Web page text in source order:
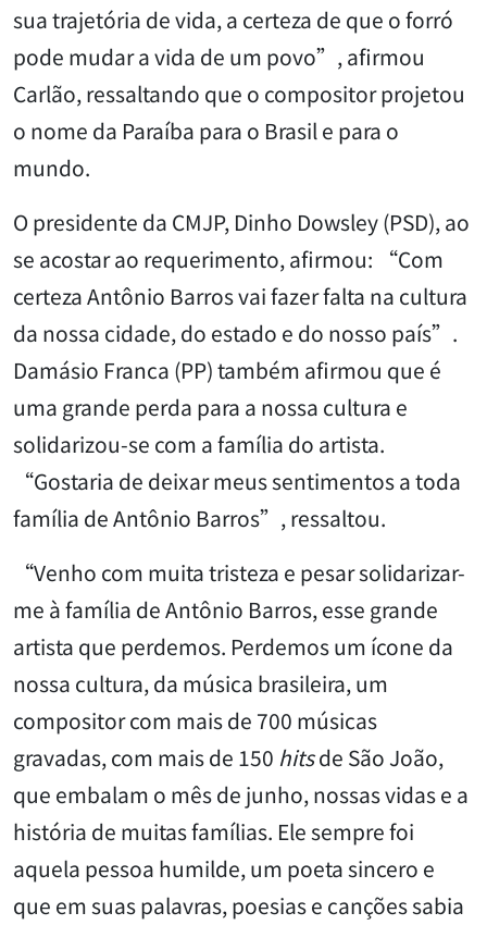
sua trajetória de vida, a certeza de que o forró
pode mudar a vida de um povo”, afirmou
Carlão, ressaltando que o compositor projetou
o nome da Paraíba para o Brasil e para o
mundo.
O presidente da CMJP, Dinho Dowsley (PSD), ao
se acostar ao requerimento, afirmou: “Com
certeza Antônio Barros vai fazer falta na cultura
da nossa cidade, do estado e do nosso país”.
Damásio Franca (PP) também afirmou que é
uma grande perda para a nossa cultura e
solidarizou-se com a família do artista.
“Gostaria de deixar meus sentimentos a toda
família de Antônio Barros”, ressaltou.
“Venho com muita tristeza e pesar solidarizar-
me à família de Antônio Barros, esse grande
artista que perdemos. Perdemos um ícone da
nossa cultura, da música brasileira, um
compositor com mais de 700 músicas
gravadas, com mais de 150 hitsde São João,
que embalam o mês de junho, nossas vidas e a
história de muitas famílias. Ele sempre foi
aquela pessoa humilde, um poeta sincero e
que em suas palavras, poesias e canções sabia